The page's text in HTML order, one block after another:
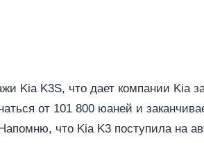
Kia K3S, что дает компании Kia
от 101 800 юаней и
что Kia K3 поступила на